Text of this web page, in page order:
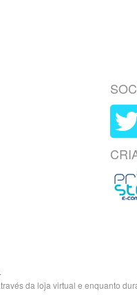
da loja virtual e enquanto